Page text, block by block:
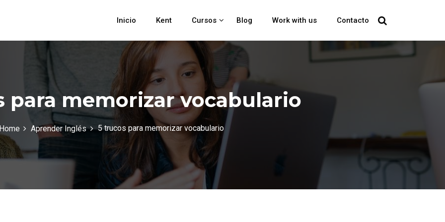
Inicio Kent Cursos Blog Work with us Contacto
para memorizar vocabulario
Home Aprender Inglés 5 trucos para memorizar vocabulario